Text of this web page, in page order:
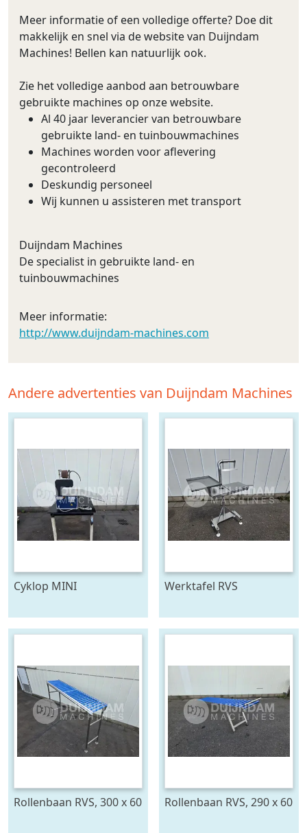
Meer informatie of een volledige offerte? Doe dit
makkelijk en snel via de website van Duijndam
Machines! Bellen kan natuurlijk ook.
Zie het volledige aanbod aan betrouwbare
gebruikte machines op onze website.
Al 40 jaar leverancier van betrouwbare
gebruikte land- en tuinbouwmachines
Machines worden voor aflevering
gecontroleerd
Deskundig personeel
Wij kunnen u assisteren met transport
Duijndam Machines
De specialist in gebruikte land- en
tuinbouwmachines
Meer informatie:
http://www.duijndam-machines.com
Andere advertenties van Duijndam Machines
Cyklop MINI
Werktafel RVS
Rollenbaan RVS, 300 x 60
Rollenbaan RVS, 290 x 60